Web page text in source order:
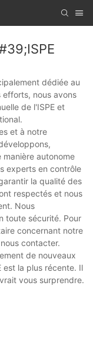
dédiée au
nous avons
de l'ISPE et
et à notre
autonome
experts en contrôle
la qualité des
respectés et nous
Nous
toute sécurité. Pour
concernant notre
contacter.
de nouveaux
est la plus récente. Il
vous surprendre.